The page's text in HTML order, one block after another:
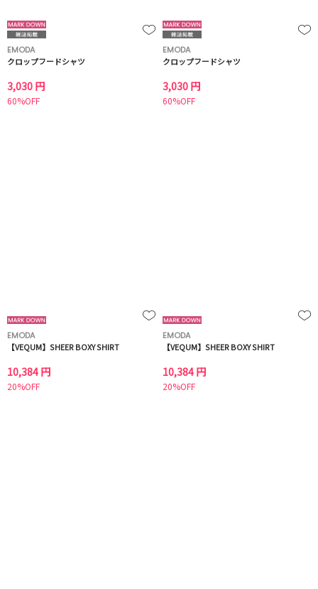
EMODA
クロップフードシャツ
3,030 円
60%OFF
EMODA
クロップフードシャツ
3,030 円
60%OFF
EMODA
【VEQUM】SHEER BOXY SHIRT
10,384 円
20%OFF
EMODA
【VEQUM】SHEER BOXY SHIRT
10,384 円
20%OFF